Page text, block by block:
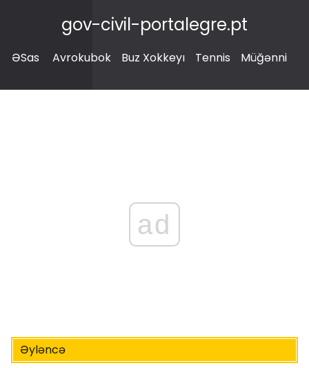
gov-civil-portalegre.pt
ƏSas Avrokubok Buz Xokkeyı Tennis Müğənni
ad
Əyləncə